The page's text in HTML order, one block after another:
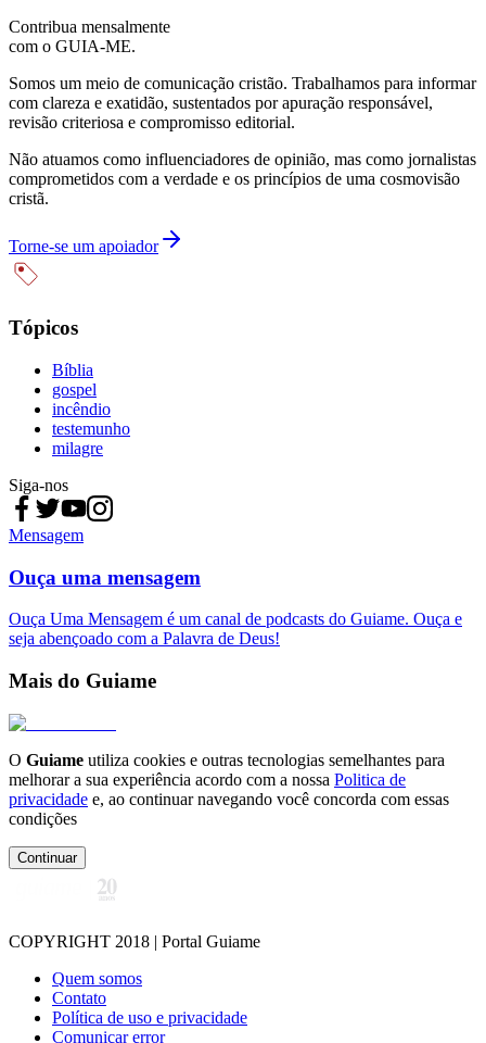
Contribua mensalmente
com o GUIA-ME.
Somos um meio de comunicação cristão. Trabalhamos para informar
com clareza e exatidão, sustentados por apuração responsável,
revisão criteriosa e compromisso editorial.
Não atuamos como influenciadores de opinião, mas como jornalistas
comprometidos com a verdade e os princípios de uma cosmovisão
cristã.
Torne-se um apoiador
Tópicos
Bíblia
gospel
incêndio
testemunho
milagre
Siga-nos
Mensagem
Ouça uma mensagem
Ouça Uma Mensagem é um canal de podcasts do Guiame. Ouça e
seja abençoado com a Palavra de Deus!
Mais do Guiame
O Guiame utiliza cookies e outras tecnologias semelhantes para
melhorar a sua experiência acordo com a nossa Politica de
privacidade e, ao continuar navegando você concorda com essas
condições
Continuar
COPYRIGHT 2018 | Portal Guiame
Quem somos
Contato
Política de uso e privacidade
Comunicar error